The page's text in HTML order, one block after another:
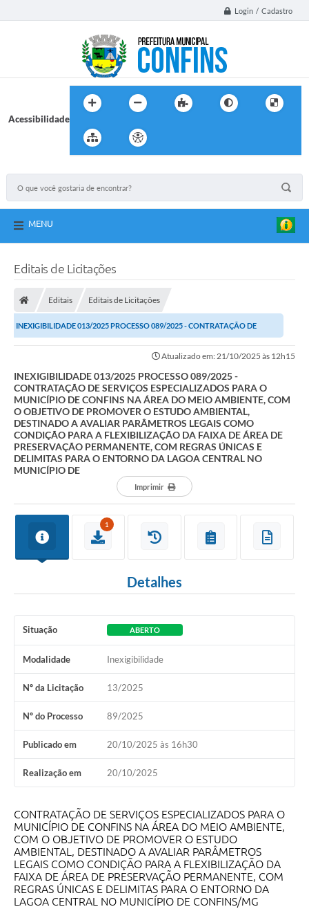
Login / Cadastro
Acessibilidade
MENU
Editais de Licitações
Editais Editais de Licitações
INEXIGIBILIDADE 013/2025 PROCESSO 089/2025 - CONTRATAÇÃO DE
Atualizado em: 21/10/2025 às 12h15
INEXIGIBILIDADE 013/2025 PROCESSO 089/2025 -
CONTRATAÇÃO DE SERVIÇOS ESPECIALIZADOS PARA O
MUNICÍPIO DE CONFINS NA ÁREA DO MEIO AMBIENTE, COM
O OBJETIVO DE PROMOVER O ESTUDO AMBIENTAL,
DESTINADO A AVALIAR PARÂMETROS LEGAIS COMO
CONDIÇÃO PARA A FLEXIBILIZAÇÃO DA FAIXA DE ÁREA DE
PRESERVAÇÃO PERMANENTE, COM REGRAS ÚNICAS E
DELIMITAS PARA O ENTORNO DA LAGOA CENTRAL NO
MUNICÍPIO DE
Imprimir
1
Detalhes
Situação ABERTO
Modalidade Inexigibilidade
Nº da Licitação 13/2025
Nº do Processo 89/2025
Publicado em 20/10/2025 às 16h30
Realização em 20/10/2025
CONTRATAÇÃO DE SERVIÇOS ESPECIALIZADOS PARA O
MUNICÍPIO DE CONFINS NA ÁREA DO MEIO AMBIENTE,
COM O OBJETIVO DE PROMOVER O ESTUDO
AMBIENTAL, DESTINADO A AVALIAR PARÂMETROS
LEGAIS COMO CONDIÇÃO PARA A FLEXIBILIZAÇÃO DA
FAIXA DE ÁREA DE PRESERVAÇÃO PERMANENTE, COM
REGRAS ÚNICAS E DELIMITAS PARA O ENTORNO DA
LAGOA CENTRAL NO MUNICÍPIO DE CONFINS/MG